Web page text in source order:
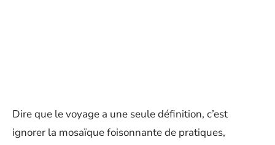
Dire que le voyage a une seule définition, c’est
ignorer la mosaïque foisonnante de pratiques,